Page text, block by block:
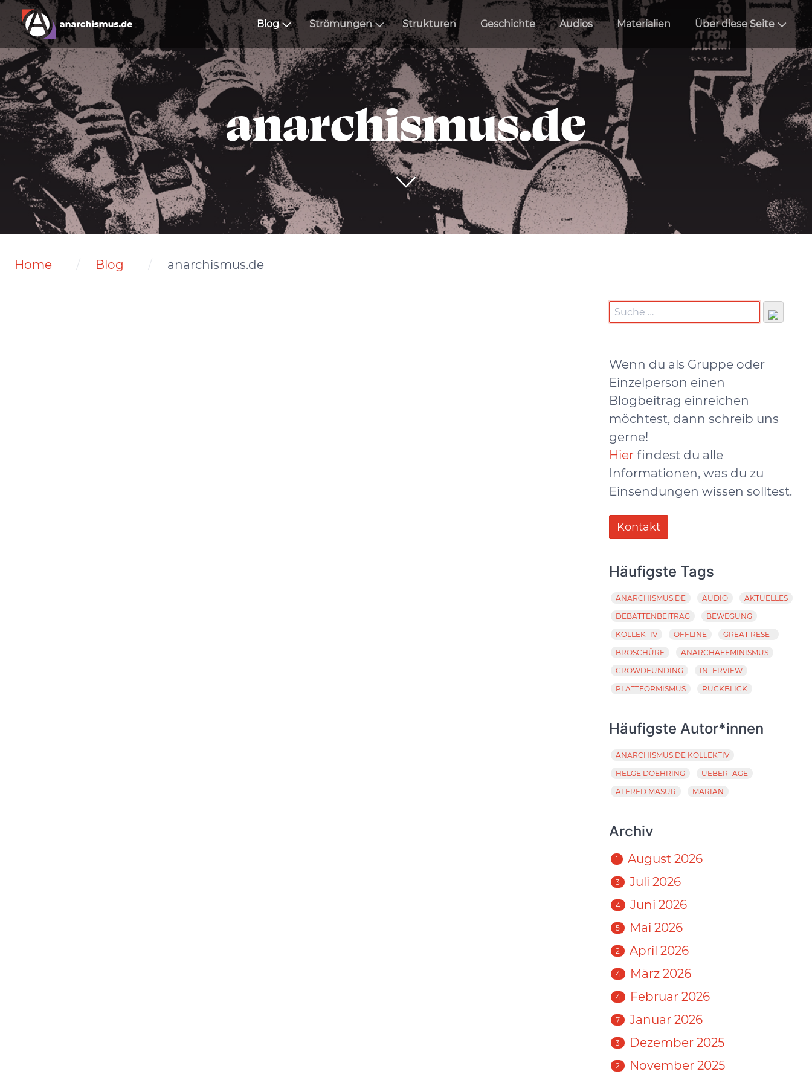
Blog Strömungen Strukturen Geschichte Audios Materialien Über diese Seite
anarchismus.de
Home Blog anarchismus.de
Wenn du als Gruppe oder
Einzelperson einen
Blogbeitrag einreichen
möchtest, dann schreib uns
gerne!
Hier findest du alle
Informationen, was du zu
Einsendungen wissen solltest.
Kontakt
Häufigste Tags
ANARCHISMUS.DE AUDIO
AKTUELLES
DEBATTENBEITRAG
BEWEGUNG
KOLLEKTIV
OFFLINE
GREAT RESET
BROSCHÜRE
ANARCHAFEMINISMUS
CROWDFUNDING
INTERVIEW
PLATTFORMISMUS
RÜCKBLICK
Häufigste Autor*innen
ANARCHISMUS.DE KOLLEKTIV
HELGE DOEHRING
UEBERTAGE
ALFRED MASUR
MARIAN
Archiv
1 August 2026
3 Juli 2026
4 Juni 2026
5 Mai 2026
2 April 2026
4 März 2026
4 Februar 2026
7 Januar 2026
3 Dezember 2025
2
November 2025